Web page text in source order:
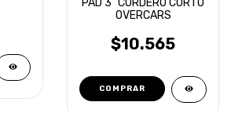
OVERCARS
$10.565